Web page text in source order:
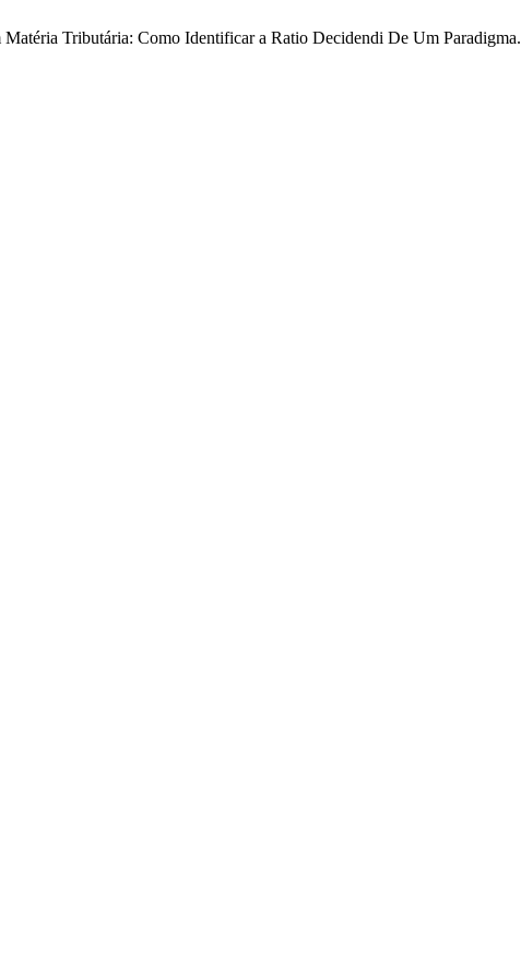
Tributária: Como Identificar a Ratio Decidendi De Um Paradigma.